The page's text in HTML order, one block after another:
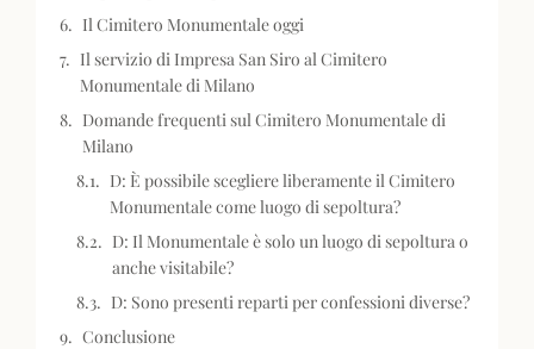
Il Cimitero Monumentale oggi
Il servizio di Impresa San Siro al Cimitero
Monumentale di Milano
Domande frequenti sul Cimitero Monumentale di
Milano
D: È possibile scegliere liberamente il Cimitero
Monumentale come luogo di sepoltura?
D: Il Monumentale è solo un luogo di sepoltura o
anche visitabile?
D: Sono presenti reparti per confessioni diverse?
Conclusione